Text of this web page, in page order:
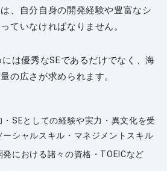
、自分自身の開発経験や豊富なシ
ていなければなりません。
は優秀なSEであるだけでなく、海
の広さが求められます。
SEとしての経験や実力・異文化を受
ーシャルスキル・マネジメントスキル
における諸々の資格・TOEICなど